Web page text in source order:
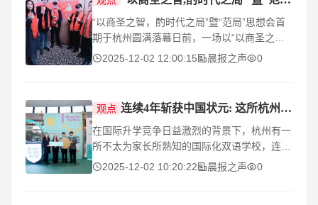
“以商圣之智，酌时代之局”暨“范局”思想会首
期于杭州圆满落幕日前，一场以“以商圣之
智，酌时代之局”为主题的思想会——“范局”思
2025-12-02 12:00:15 晨报之声 0
观点 连续4年斩获中国状元: 这所杭州英式国际化双语学校为何频繁登顶IGCSE考试?
在国际升学竞争日益激烈的背景下，杭州有一
所不太为家长所熟知的国际化双语学校，连续
4年斩获IGCSE考试（相当于英国中考）的中
2025-12-02 10:20:22 晨报之声 0